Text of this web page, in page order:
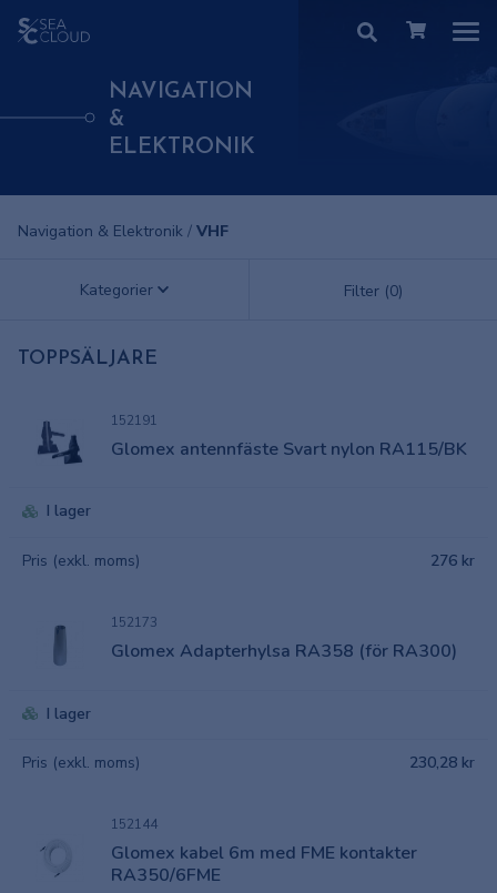
NAVIGATION
&
ELEKTRONIK
Navigation & Elektronik / VHF
Kategorier Filter (0)
TOPPSÄLJARE
152191
Glomex antennfäste Svart nylon RA115/BK
I lager
Pris (exkl. moms) 276 kr
152173
Glomex Adapterhylsa RA358 (för RA300)
I lager
Pris (exkl. moms) 230,28 kr
152144
Glomex kabel 6m med FME kontakter
RA350/6FME